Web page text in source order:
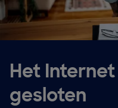
Het
gesloten